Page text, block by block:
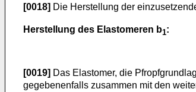
[0018] Die Herstellung der
Herstellung des Elastomeren b1:
[0019] Das Elastomer, die
gegebenenfalls zusammen mit den